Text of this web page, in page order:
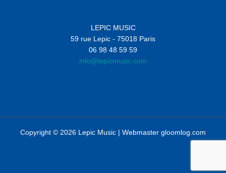
LEPIC MUSIC
59 rue Lepic - 75018 Paris
06 98 48 59 59
info@lepicmusic.com
Copyright © 2026 Lepic Music | Webmaster gloomlog.com